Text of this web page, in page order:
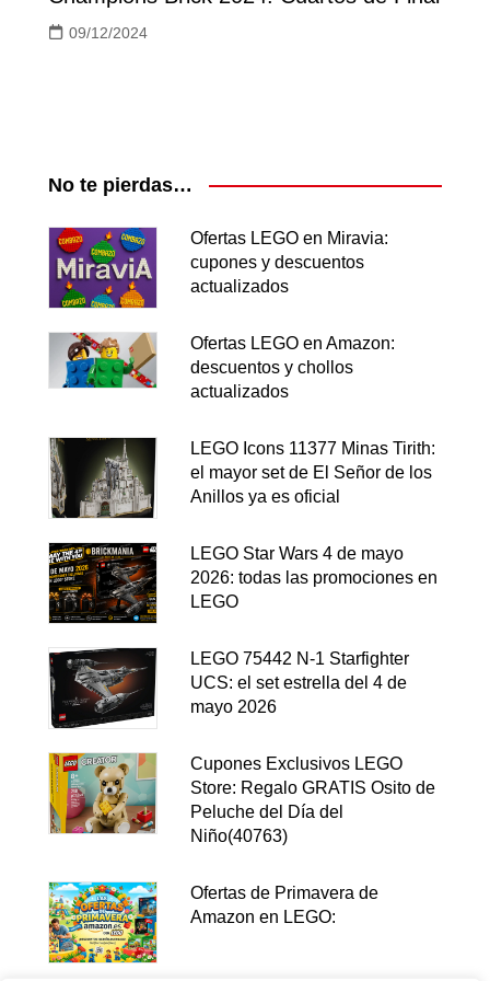
09/12/2024
No te pierdas…
Ofertas LEGO en Miravia:
cupones y descuentos
actualizados
Ofertas LEGO en Amazon:
descuentos y chollos
actualizados
LEGO Icons 11377 Minas Tirith:
el mayor set de El Señor de los
Anillos ya es oficial
LEGO Star Wars 4 de mayo
2026: todas las promociones en
LEGO
LEGO 75442 N-1 Starfighter
UCS: el set estrella del 4 de
mayo 2026
Cupones Exclusivos LEGO
Store: Regalo GRATIS Osito de
Peluche del Día del
Niño(40763)
Ofertas de Primavera de
Amazon en LEGO: